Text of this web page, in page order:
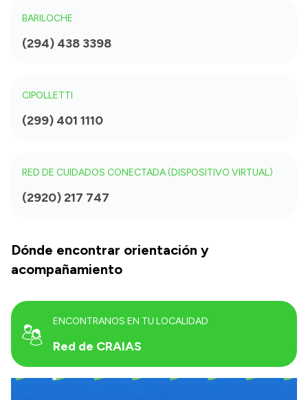
(294) 438 3398
BARILOCHE
(299) 401 1110
CIPOLLETTI
(2920) 217 747
RED DE CUIDADOS CONECTADA (DISPOSITIVO VIRTUAL)
Dónde encontrar orientación y
acompañamiento
Red de CRAIAS
ENCONTRANOS EN TU LOCALIDAD